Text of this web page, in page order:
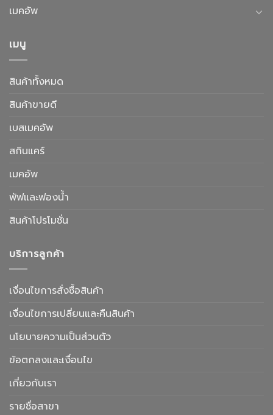
เมคอัพ
เมนู
สินค้าทั้งหมด
สินค้าขายดี
เบสเมคอัพ
สกินแคร์
เมคอัพ
พัฟและฟองน้ำ
สินค้าโปรโมชั่น
บริการลูกค้า
เงื่อนไขการสั่งซื้อสินค้า
เงื่อนไขการเปลี่ยนและคืนสินค้า
นโยบายความเป็นส่วนตัว
ข้อตกลงและเงื่อนไข
เกี่ยวกับเรา
รายชื่อสาขา